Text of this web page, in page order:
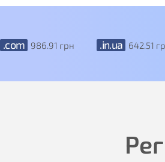
.com 986 .91 грн .in.ua 642 .51